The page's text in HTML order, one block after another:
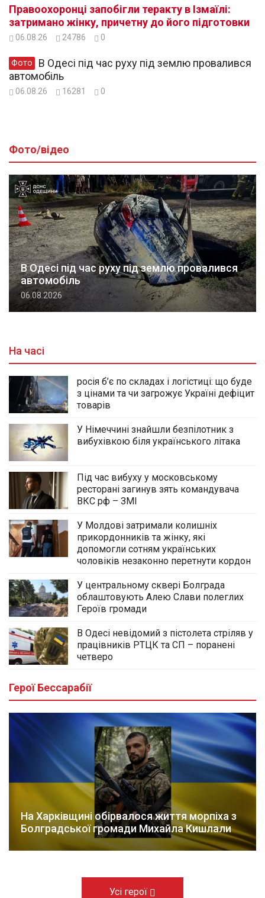
Правоохоронці запобігли теракту в Ізмаїлі:
затримано жінку, причетну до його підготовки
06.08.26 24786 0
Фото
автомобіль
06.08.26 16281 0
Фото/відео
В Одесі під час руху під землю провалився
автомобіль
06.08.2026
На часі
росія б’є по складах і логістиці: що буде
з цінами та чи загрожує Україні дефіцит
товарів
У Німеччині знайшли безпілотник з
вибухівкою біля українського літака
Під час вибуху у московському
ресторані загинув зять командувача
ВКС рф – ЗМІ
У Молдові затримали колишніх
прикордонників та жінку, які
допомогли сотням українських
чоловіків незаконно перетнути кордон
У центральному сквері Болграда
облаштовують Алею Слави полеглих
Героїв громади
В Одесі невідомий з пістолета стріляв у
працівників РТЦК та СП – поранені
четверо
Герої Бессарабії
На Харківщині обірвалося життя морпіха з
Болградської громади Михайла Кишлали
Усі герої